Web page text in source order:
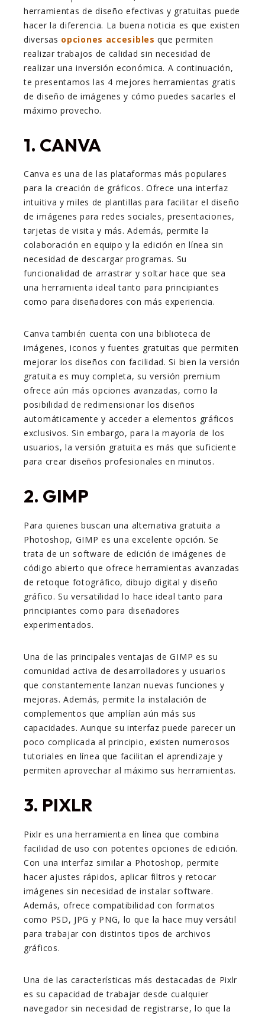
herramientas de diseño efectivas y gratuitas puede
hacer la diferencia. La buena noticia es que existen
diversas opciones accesibles que permiten
realizar trabajos de calidad sin necesidad de
realizar una inversión económica. A continuación,
te presentamos las 4 mejores herramientas gratis
de diseño de imágenes y cómo puedes sacarles el
máximo provecho.
1. CANVA
Canva es una de las plataformas más populares
para la creación de gráficos. Ofrece una interfaz
intuitiva y miles de plantillas para facilitar el diseño
de imágenes para redes sociales, presentaciones,
tarjetas de visita y más. Además, permite la
colaboración en equipo y la edición en línea sin
necesidad de descargar programas. Su
funcionalidad de arrastrar y soltar hace que sea
una herramienta ideal tanto para principiantes
como para diseñadores con más experiencia.
Canva también cuenta con una biblioteca de
imágenes, iconos y fuentes gratuitas que permiten
mejorar los diseños con facilidad. Si bien la versión
gratuita es muy completa, su versión premium
ofrece aún más opciones avanzadas, como la
posibilidad de redimensionar los diseños
automáticamente y acceder a elementos gráficos
exclusivos. Sin embargo, para la mayoría de los
usuarios, la versión gratuita es más que suficiente
para crear diseños profesionales en minutos.
2. GIMP
Para quienes buscan una alternativa gratuita a
Photoshop, GIMP es una excelente opción. Se
trata de un software de edición de imágenes de
código abierto que ofrece herramientas avanzadas
de retoque fotográfico, dibujo digital y diseño
gráfico. Su versatilidad lo hace ideal tanto para
principiantes como para diseñadores
experimentados.
Una de las principales ventajas de GIMP es su
comunidad activa de desarrolladores y usuarios
que constantemente lanzan nuevas funciones y
mejoras. Además, permite la instalación de
complementos que amplían aún más sus
capacidades. Aunque su interfaz puede parecer un
poco complicada al principio, existen numerosos
tutoriales en línea que facilitan el aprendizaje y
permiten aprovechar al máximo sus herramientas.
3. PIXLR
Pixlr es una herramienta en línea que combina
facilidad de uso con potentes opciones de edición.
Con una interfaz similar a Photoshop, permite
hacer ajustes rápidos, aplicar filtros y retocar
imágenes sin necesidad de instalar software.
Además, ofrece compatibilidad con formatos
como PSD, JPG y PNG, lo que la hace muy versátil
para trabajar con distintos tipos de archivos
gráficos.
Una de las características más destacadas de Pixlr
es su capacidad de trabajar desde cualquier
navegador sin necesidad de registrarse, lo que la